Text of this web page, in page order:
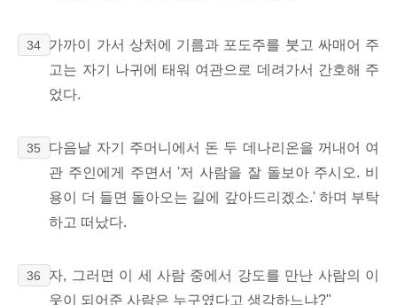
34
가까이 가서 상처에 기름과 포도주를 붓고 싸매어 주
고는 자기 나귀에 태워 여관으로 데려가서 간호해 주
었다.
35
다음날 자기 주머니에서 돈 두 데나리온을 꺼내어 여
관 주인에게 주면서 '저 사람을 잘 돌보아 주시오. 비
용이 더 들면 돌아오는 길에 갚아드리겠소.' 하며 부탁
하고 떠났다.
36
자, 그러면 이 세 사람 중에서 강도를 만난 사람의 이
웃이 되어준 사람은 누구였다고 생각하느냐?"